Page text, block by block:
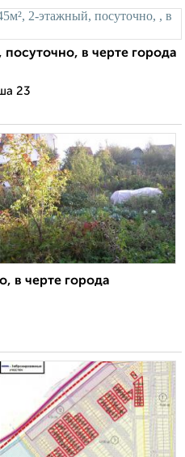
в черте города
23
в черте города